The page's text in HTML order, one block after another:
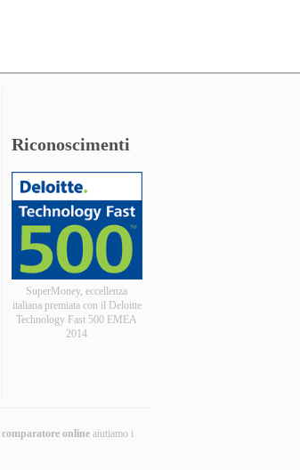
Riconoscimenti
SuperMoney, eccellenza
italiana premiata con il Deloitte
Technology Fast 500 EMEA
2014
comparatore online aiutiamo i